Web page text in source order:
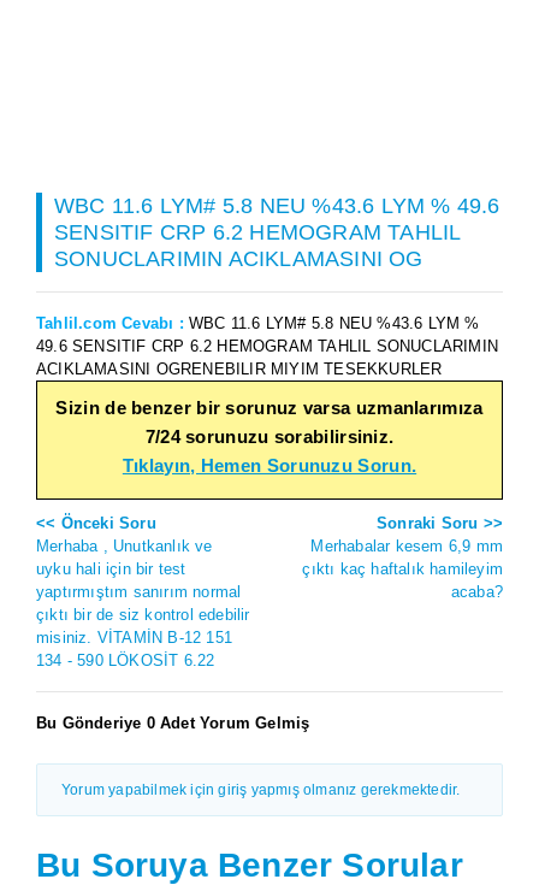
WBC 11.6 LYM# 5.8 NEU %43.6 LYM % 49.6
SENSITIF CRP 6.2 HEMOGRAM TAHLIL
SONUCLARIMIN ACIKLAMASINI OG
Tahlil.com Cevabı : WBC 11.6 LYM# 5.8 NEU %43.6 LYM %
49.6 SENSITIF CRP 6.2 HEMOGRAM TAHLIL SONUCLARIMIN
ACIKLAMASINI OGRENEBILIR MIYIM TESEKKURLER
Sizin de benzer bir sorunuz varsa uzmanlarımıza
7/24 sorunuzu sorabilirsiniz.
Tıklayın, Hemen Sorunuzu Sorun.
<< Önceki Soru
Merhaba , Unutkanlık ve
uyku hali için bir test
yaptırmıştım sanırım normal
çıktı bir de siz kontrol edebilir
misiniz. VİTAMİN B-12 151
134 - 590 LÖKOSİT 6.22
Sonraki Soru >>
Merhabalar kesem 6,9 mm
çıktı kaç haftalık hamileyim
acaba?
Bu Gönderiye 0 Adet Yorum Gelmiş
Yorum yapabilmek için giriş yapmış olmanız gerekmektedir.
Bu Soruya Benzer Sorular